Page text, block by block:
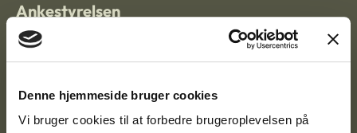
Denne hjemmeside bruger cookies
Vi bruger cookies til at forbedre brugeroplevelsen på
Ankestyrelsen
Postadresse:
9000 Aalborg